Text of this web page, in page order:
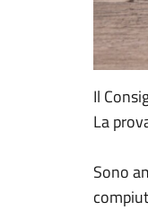
Il
La
Sono